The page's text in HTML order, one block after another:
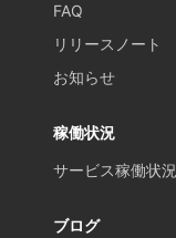
FAQ
リリースノート
お知らせ
稼働状況
サービス稼働状況
ブログ